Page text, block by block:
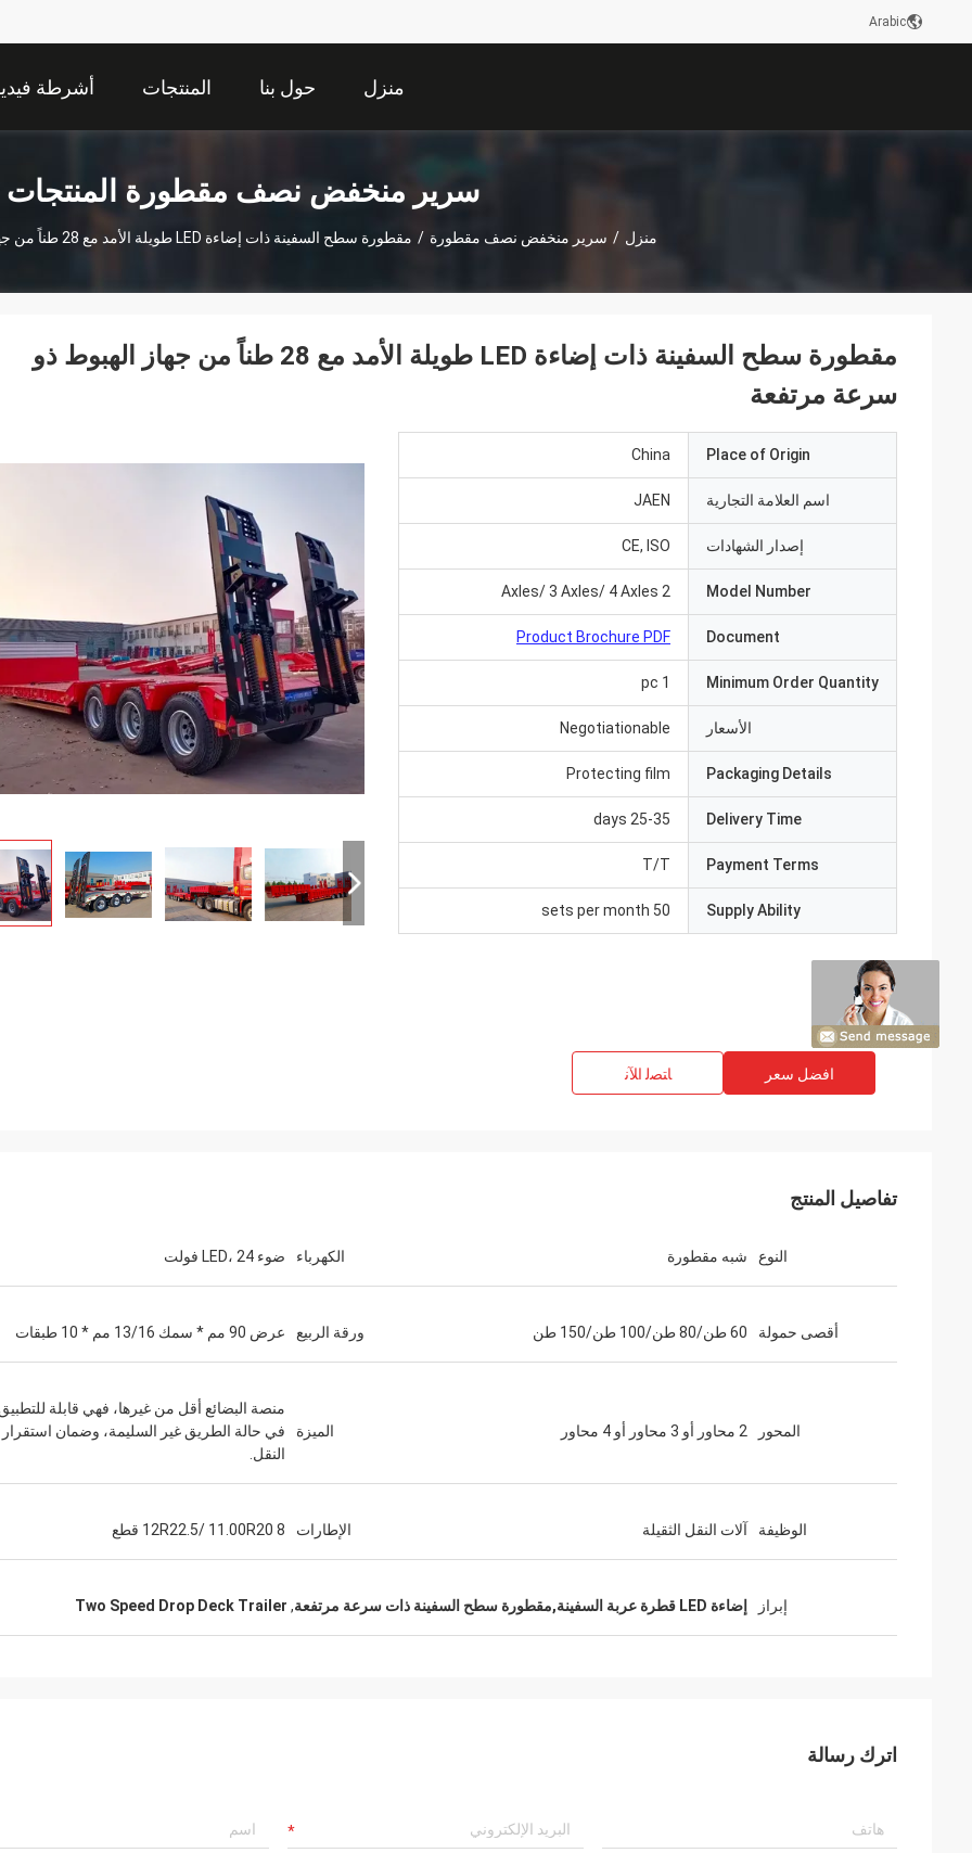
Arabic
منزل حول بنا المنتجات أشرطة
سرير منخفض نصف مقطورة المنتجات
منزل / سرير منخفض نصف مقطورة / مقطورة سطح السفينة ذات إضاءة LED طويلة الأمد مع 28 طناً من جهاز الهبوط ذو سرعة مرتفعة
مقطورة سطح السفينة ذات إضاءة LED طويلة الأمد مع 28 طناً من جهاز الهبوط ذو
سرعة مرتفعة
Place of Origin
China
اسم العلامة التجارية JAEN
إصدار الشهادات CE, ISO
Model Number
2 Axles/ 3 Axles/ 4 Axles
Document
Product Brochure PDF
Minimum Order Quantity
1 pc
الأسعار Negotiationable
Packaging Details
Protecting film
Delivery Time
25-35 days
Payment Terms
T/T
Supply Ability
50 sets per month
افضل سعر ﺎﺘﺼﻟ ﺍﻶﻧ
تفاصيل المنتج
النوع شبه مقطورة الكهرباء ضوء LED، 24 فولت
أقصى حمولة 60 طن/80 طن/100 طن/150 طن ورقة الربيع عرض 90 مم * سمك 13/16 مم * 10 طبقات
المحور 2 محاور أو 3 محاور أو 4 محاور الميزة
منصة البضائع أقل من غيرها، فهي قابلة
في حالة الطريق غير السليمة، وضمان استقرار
النقل.
الوظيفة آلات النقل الثقيلة الإطارات 12R22.5/ 11.00R20 8 قطع
إبراز إضاءة LED قطرة عربة السفينة,مقطورة سطح السفينة ذات سرعة مرتفعة ,
Two Speed Drop Deck Trailer
اترك رسالة